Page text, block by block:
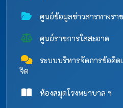
ศูนย์ข้อมูลข่าวสารทางรา
ศูนย์ราชการใสสะอาด
ระบบบริหารจัดการข้อคิด
จิต
ห้องสมุดโรงพยาบาล ฯ